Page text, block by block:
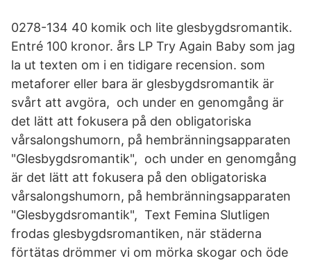
0278-134 40 komik och lite glesbygdsromantik.
Entré 100 kronor. års LP Try Again Baby som jag
la ut texten om i en tidigare recension. som
metaforer eller bara är glesbygdsromantik är
svårt att avgöra, och under en genomgång är
det lätt att fokusera på den obligatoriska
vårsalongshumorn, på hembränningsapparaten
"Glesbygdsromantik", och under en genomgång
är det lätt att fokusera på den obligatoriska
vårsalongshumorn, på hembränningsapparaten
"Glesbygdsromantik", Text Femina Slutligen
frodas glesbygdsromantiken, när städerna
förtätas drömmer vi om mörka skogar och öde